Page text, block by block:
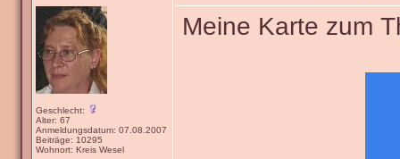
Geschlecht:
Alter: 67
Anmeldungsdatum: 07.08.2007
Beiträge: 10295
Wohnort: Kreis Wesel
Meine Karte zum